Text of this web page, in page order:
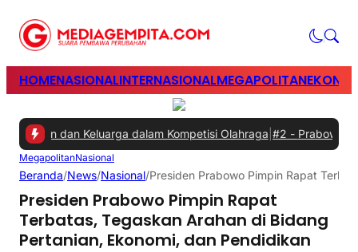
HOMENASIONALINTERNASIONALMEGAPOLITAN
dan Keluarga dalam Kompetisi Olahraga|#2 - Prabowo Minta
MegapolitanNasional
Beranda/News/Nasional/Presiden Prabowo Pimpin Rapat
Presiden Prabowo Pimpin Rapat
Terbatas, Tegaskan Arahan di Bidang
Pertanian, Ekonomi, dan Pendidikan